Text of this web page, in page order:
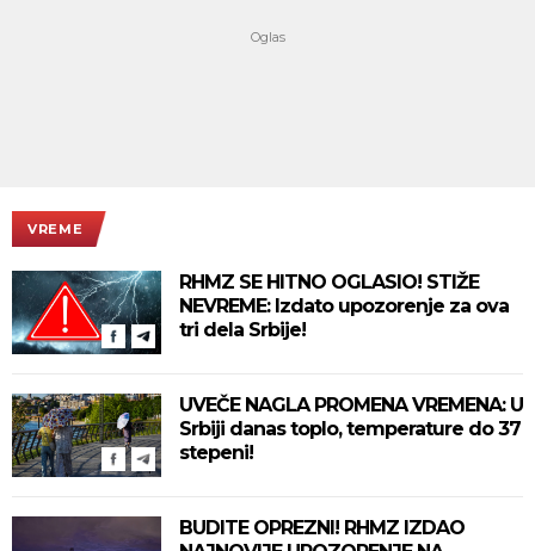
VREME
RHMZ SE HITNO OGLASIO! STIŽE
NEVREME: Izdato upozorenje za ova
tri dela Srbije!
UVEČE NAGLA PROMENA VREMENA: U
Srbiji danas toplo, temperature do 37
stepeni!
BUDITE OPREZNI! RHMZ IZDAO